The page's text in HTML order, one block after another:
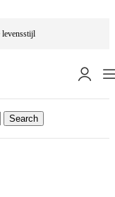
levensstijl
Search